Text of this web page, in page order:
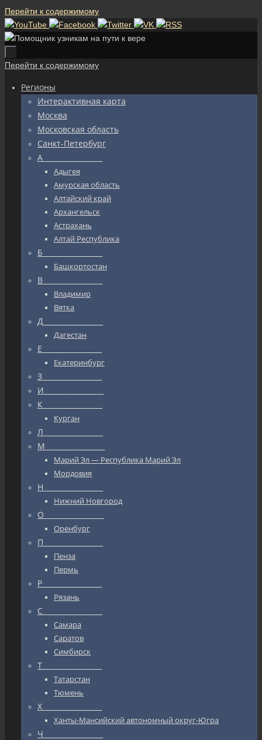
Перейти к содержимому
Перейти к содержимому
Регионы
Интерактивная карта
Москва
Московская область
Санкт-Петербург
А_________________
Адыгея
Амурская область
Алтайский край
Архангельск
Астрахань
Алтай Республика
Б_________________
Башкортостан
В_________________
Владимир
Вятка
Д_________________
Дагестан
Е_________________
Екатеринбург
З_________________
И_________________
К_________________
Курган
Л_________________
М_________________
Марий Эл — Республика Марий Эл
Мордовия
Н_________________
Нижний Новгород
О_________________
Оренбург
П_________________
Пенза
Пермь
Р_________________
Рязань
С_________________
Самара
Саратов
Симбирск
Т_________________
Татарстан
Тюмень
Х_________________
Ханты-Мансийский автономный округ-Югра
Ч_________________